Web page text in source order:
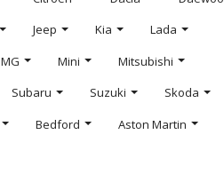
Jeep Kia
Lada
MG Mini
Mitsubishi
Subaru Suzuki
Skoda
Bedford
Aston Martin